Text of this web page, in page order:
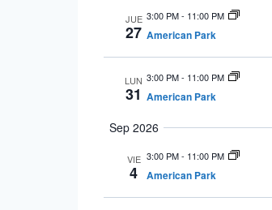
JUE
27
3:00 PM- 11:00 PM
American Park
LUN
31
3:00 PM- 11:00 PM
American Park
Sep 2026
VIE
4
3:00 PM- 11:00 PM
American Park